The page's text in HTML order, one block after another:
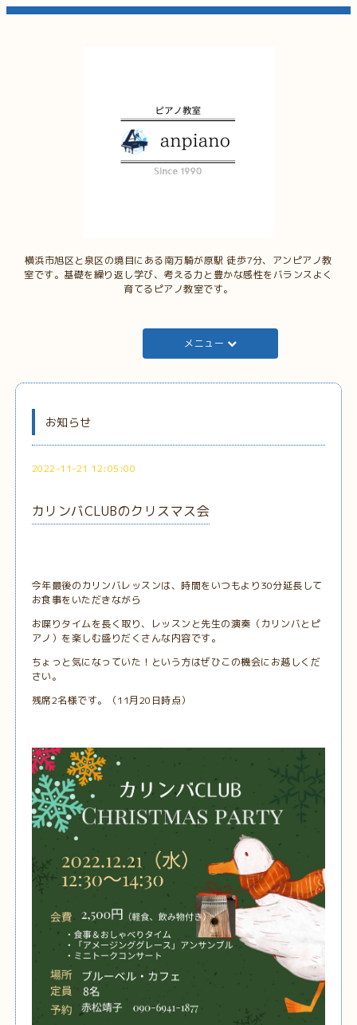
横浜市旭区と泉区の境目にある南万騎が原駅 徒歩7分、アンピアノ教
室です。基礎を繰り返し学び、考える力と豊かな感性をバランスよく
育てるピアノ教室です。
メニュー
お知らせ
2022-11-21 12:05:00
カリンバCLUBのクリスマス会
今年最後のカリンバレッスンは、時間をいつもより30分延長して
お食事をいただきながら
お喋りタイムを長く取り、レッスンと先生の演奏（カリンバとピ
アノ）を楽しむ盛りだくさんな内容です。
ちょっと気になっていた！という方はぜひこの機会にお越しくだ
さい。
残席2名様です。（11月20日時点）